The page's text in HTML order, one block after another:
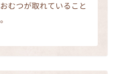
むつが取れていること